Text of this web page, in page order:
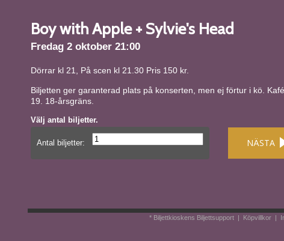
Boy with Apple + Sylvie's Head
Fredag 2 oktober 21:00
Dörrar kl 21, På scen kl 21.30 Pris 150 kr.
Biljetten ger garanterad plats på konserten, men ej förtur i kö.
19. 18-årsgräns.
Välj antal biljetter.
Antal biljetter: NÄSTA
* Biljettkioskens Biljettsupport Köpvillkor